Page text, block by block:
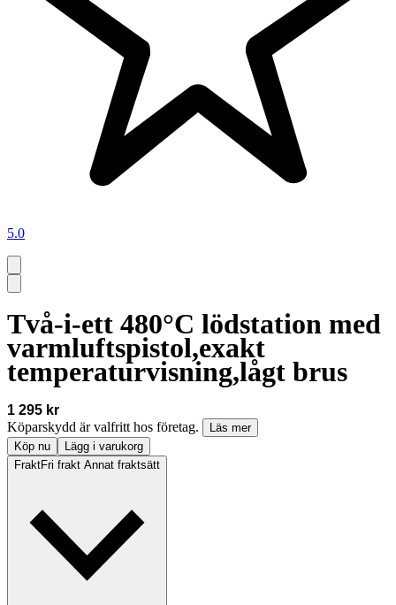
5.0
Två-i-ett 480°C lödstation med
varmluftspistol,exakt
temperaturvisning,lågt brus
1 295 kr
Köparskydd är valfritt hos företag.
Läs mer
Köp nu
Lägg i varukorg
FraktFri frakt Annat fraktsätt